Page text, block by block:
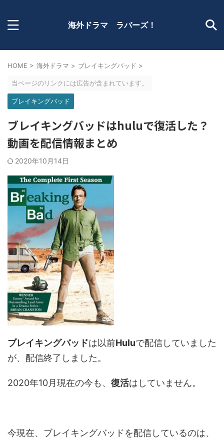
海外ドラマ ラバーズ！
HOME > 海外ドラマ > ブレイキングバッド >
当ページのリンクには広告が含まれています。
ブレイキングバッド
ブレイキングバッドはhuluで復活した？
動画を配信情報まとめ
2020年10月14日
ブレイキングバッドは以前Huluで配信していました
が、配信終了しました。
2020年10月現在の今も、 復活はしていません。
今現在、ブレイキングバッドを配信しているのは、